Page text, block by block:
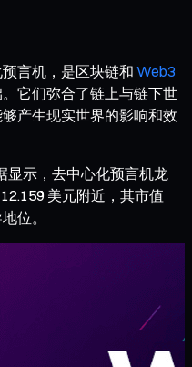
言机，是区块链和 Web3
它们弥合了链上与链下世
产生现实世界的影响和效
显示，去中心化预言机龙
美元附近，其市值
位。